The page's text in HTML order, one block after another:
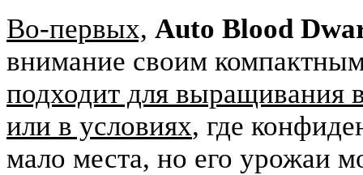
Во-первых, Auto Blood
внимание своим
подходит для выращивания
или в условиях, где
мало места, но его урожаи